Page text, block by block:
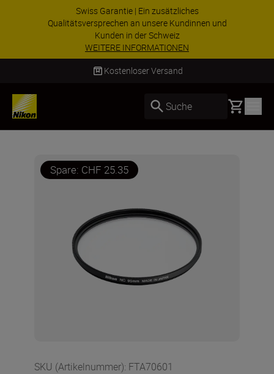
Swiss Garantie | Ein zusätzliches
Qualitätsversprechen an unsere Kundinnen und
Kunden in der Schweiz
WEITERE INFORMATIONEN
Kostenloser Versand
Suche Basket
Spare: CHF 25.35
SKU (Artikelnummer): FTA70601